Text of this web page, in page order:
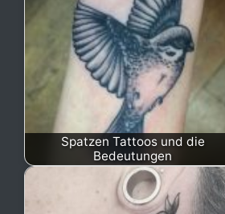
Spatzen Tattoos und die
Bedeutungen